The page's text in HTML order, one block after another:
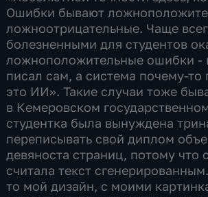
Ошибки бывают
ложноотрицательные. Чаще
болезненными для студентов
ложноположительные ошибки -
писал сам, а система почему-то
это ИИ». Такие случаи тоже
в Кемеровском
студентка была вынуждена
переписывать свой диплом
девяноста страниц, потому что
считала текст
то мой дизайн, с моими